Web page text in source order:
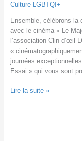
Culture LGBTQI+
Ensemble, célébrons la
avec le cinéma « Le
l’association Clin d’œil
«
journées
Essai » qui vous sont
Diverciné
au
Lire la suite »